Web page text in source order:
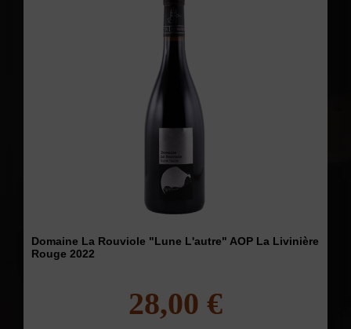
Domaine La Rouviole "Lune L'autre" AOP La Livinière
Rouge 2022
28,00 €